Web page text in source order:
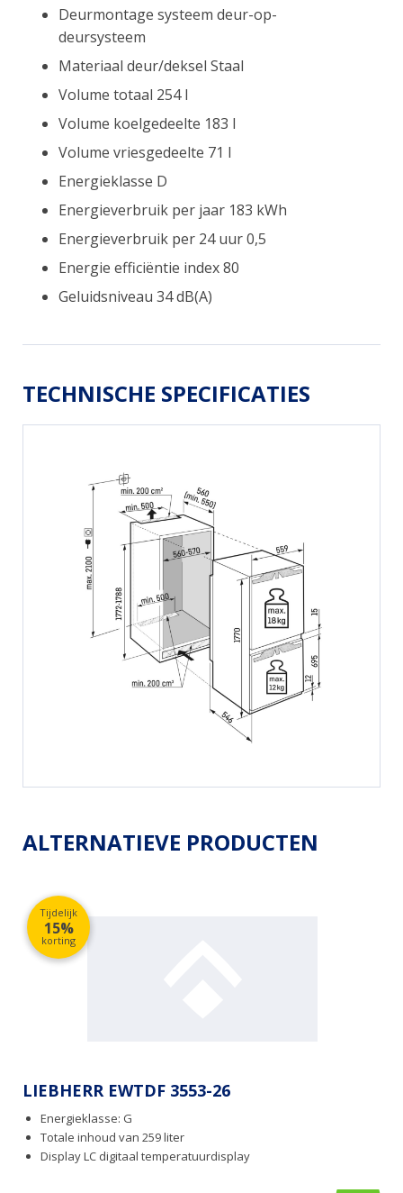
Deurmontage systeem deur-op-
deursysteem
Materiaal deur/deksel Staal
Volume totaal 254 l
Volume koelgedeelte 183 l
Volume vriesgedeelte 71 l
Energieklasse D
Energieverbruik per jaar 183 kWh
Energieverbruik per 24 uur 0,5
Energie efficiëntie index 80
Geluidsniveau 34 dB(A)
TECHNISCHE SPECIFICATIES
ALTERNATIEVE PRODUCTEN
Tijdelijk
15%
korting
LIEBHERR EWTDF 3553-26
Energieklasse: G
Totale inhoud van 259 liter
Display LC digitaal temperatuurdisplay